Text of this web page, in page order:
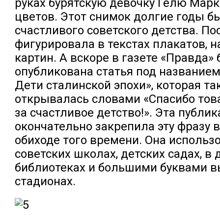
руках бурятскую девочку Гелю
цветов. Этот снимок долгие годы
счастливого советского детства.
фигурировала в текстах плакатов,
картин. А вскоре в газете «Правда»
опубликована статья под
Дети сталинской эпохи», которая
открывалась словами «Спасибо
за счастливое детство!». Эта
окончательно закрепила эту фразу
обиходе того времени. Она
советских школах, детских садах, в
библиотеках и большими буквами
стадионах.